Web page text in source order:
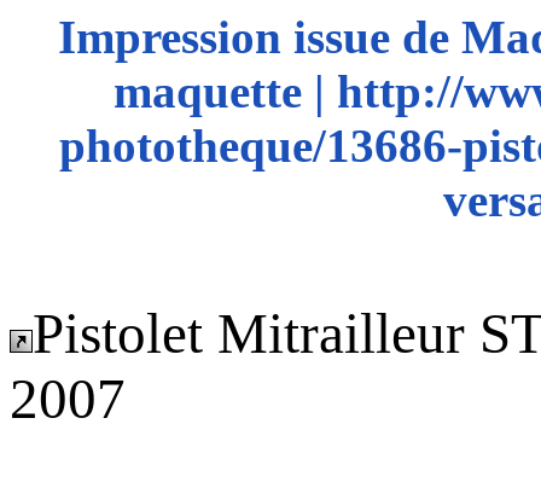
Impression issue de
maquette | http://
phototheque/13686-
Pistolet Mitrailleur
2007